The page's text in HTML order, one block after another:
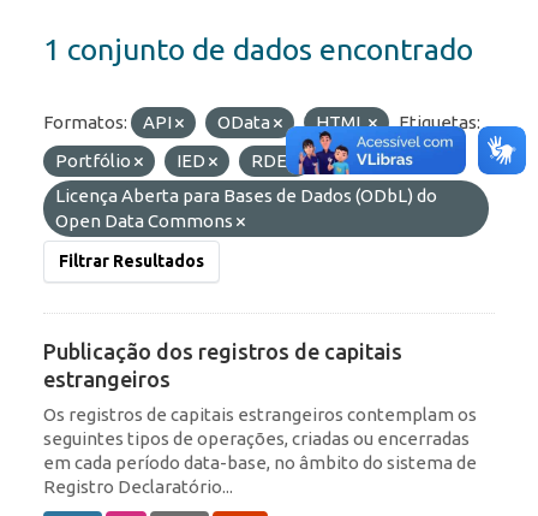
1 conjunto de dados encontrado
Formatos: API OData HTML
Etiquetas:
Portfólio
IED RDE
Licenças:
Licença Aberta para Bases de Dados (ODbL) do
Open Data Commons
Filtrar Resultados
Publicação dos registros de capitais
estrangeiros
Os registros de capitais estrangeiros contemplam os
seguintes tipos de operações, criadas ou encerradas
em cada período data-base, no âmbito do sistema de
Registro Declaratório...